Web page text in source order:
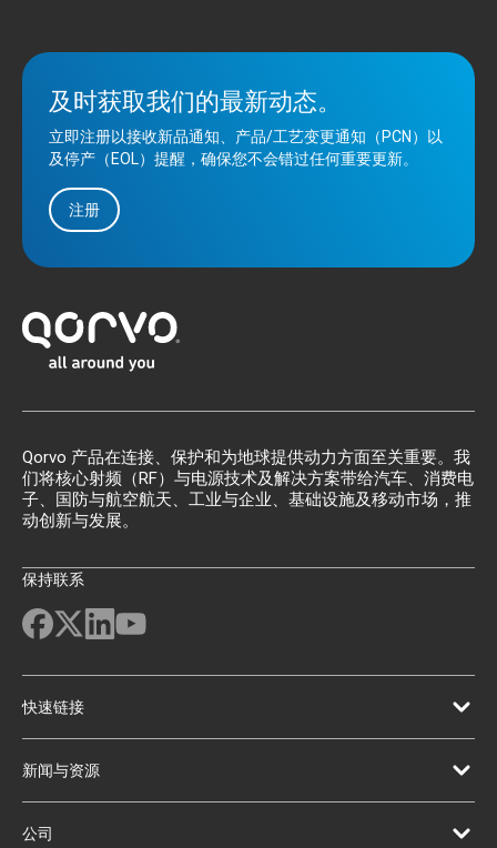
及时获取我们的最新动态。
立即注册以接收新品通知、产品/工艺变更通知（PCN）以
及停产（EOL）提醒，确保您不会错过任何重要更新。
注册
Qorvo 产品在连接、保护和为地球提供动力方面至关重要。我
们将核心射频（RF）与电源技术及解决方案带给汽车、消费电
子、国防与航空航天、工业与企业、基础设施及移动市场，推
动创新与发展。
保持联系
快速链接
新闻与资源
公司